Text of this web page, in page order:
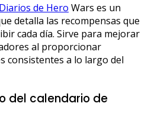
de Hero Wars es un
detalla las recompensas que
cada día. Sirve para mejorar
al proporcionar
consistentes a lo largo del
del calendario de